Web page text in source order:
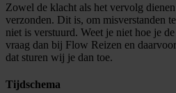
Zowel de klacht als het vervolg
verzonden. Dit is, om misverstanden
niet is verstuurd. Weet je niet hoe je
vraag dan bij Flow Reizen en
dat sturen wij je dan toe.
Tijdschema